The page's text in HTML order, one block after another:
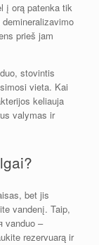
į orą patenka tik
prieš jam
stovintis
vieta. Kai
keliauja
valymas ir
bet jis
vandenį. Taip,
vanduo –
rezervuarą ir